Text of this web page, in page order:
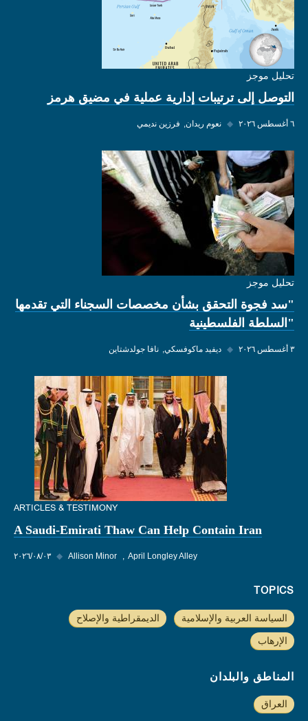
تحليل موجز
التوصل إلى ترتيبات إدارية عملية في مضيق هرمز
٦ أغسطس ٢٠٢٦ ◆ نعوم ريدان فرزين نديمي
تحليل موجز
"سد فجوة التحقق بشأن مخصصات السجناء التي تقدمها
"السلطة الفلسطينية
٣ أغسطس ٢٠٢٦ ◆ ديفيد ماكوفسكي نافا جولدشتاين
ARTICLES & TESTIMONY
A Saudi-Emirati Thaw Can Help Contain Iran
٠٣‏/٠٨‏/٢٠٢٦ ◆ Allison Minor April Longley Alley
TOPICS
السياسة العربية والإسلامية الديمقراطية والإصلاح
الإرهاب
المناطق والبلدان
العراق